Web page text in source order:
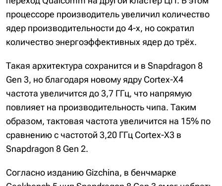
процессоре производитель увеличил количество
ядер производительности до 4-х, но сократил
количество энергоэффективных ядер до трёх.
Такая архитектура сохранится и в Snapdragon 8
Gen 3, но благодаря новому ядру Cortex-X4
частота увеличится до 3,7 ГГц, что напрямую
повлияет на производительность чипа. Таким
образом, тактовая частота увеличится на 15% по
сравнению с частотой 3,20 ГГц Cortex-X3 в
Snapdragon 8 Gen 2.
Согласно изданию Gizchina, в бенчмарке